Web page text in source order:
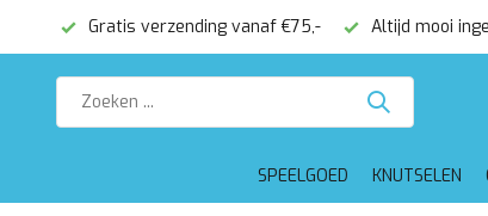
Altijd mooi ingepakt Voor 16:00 besteld,
SPEELGOED KNUTSELEN